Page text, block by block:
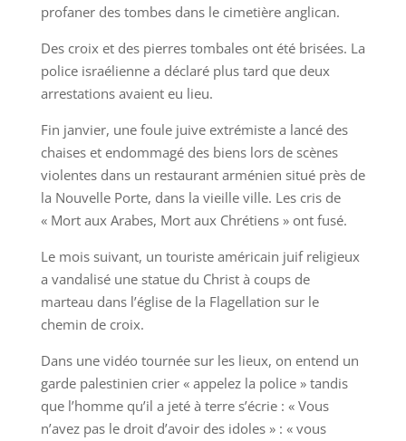
profaner des tombes dans le cimetière anglican.
Des croix et des pierres tombales ont été brisées. La
police israélienne a déclaré plus tard que deux
arrestations avaient eu lieu.
Fin janvier, une foule juive extrémiste a lancé des
chaises et endommagé des biens lors de scènes
violentes dans un restaurant arménien situé près de
la Nouvelle Porte, dans la vieille ville. Les cris de
« Mort aux Arabes, Mort aux Chrétiens » ont fusé.
Le mois suivant, un touriste américain juif religieux
a vandalisé une statue du Christ à coups de
marteau dans l’église de la Flagellation sur le
chemin de croix.
Dans une vidéo tournée sur les lieux, on entend un
garde palestinien crier « appelez la police » tandis
que l’homme qu’il a jeté à terre s’écrie : « Vous
n’avez pas le droit d’avoir des idoles » : « vous